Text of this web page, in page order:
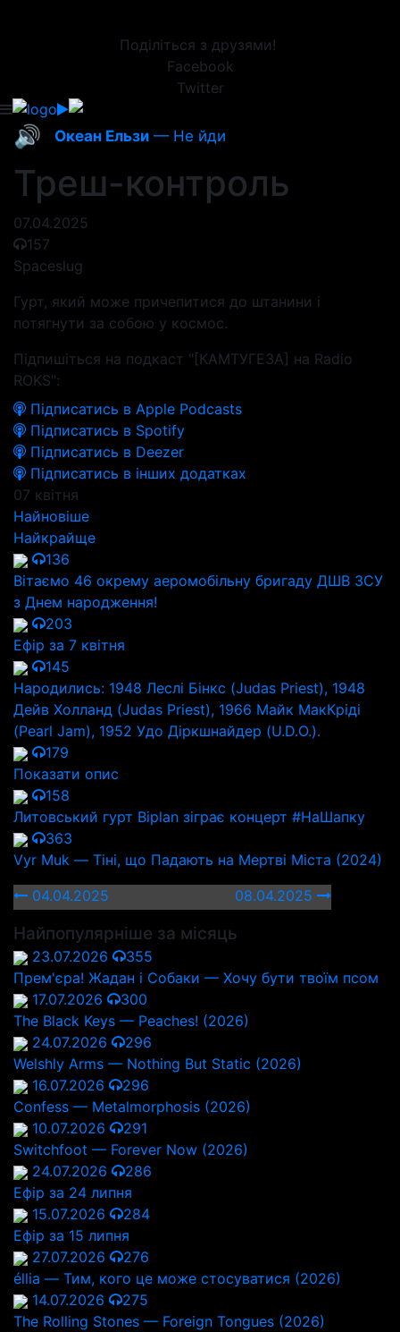
Поділіться з друзями!
Facebook
Twitter
🔊 Океан Ельзи — Не йди
Треш-контроль
07.04.2025
157
Spaceslug
Гурт, який може причепитися до штанини і
потягнути за собою у космос.
Підпишіться на подкаст "[КАМТУГЕЗА] на Radio
ROKS":
Підписатись в Apple Podcasts
Підписатись в Spotify
Підписатись в Deezer
Підписатись в інших додатках
07 квітня
Найновіше
Найкрайще
136
Вітаємо 46 окрему аеромобільну бригаду ДШВ ЗСУ
з Днем народження!
203
Ефір за 7 квітня
145
Народились: 1948 Леслі Бінкс (Judas Priest), 1948
Дейв Холланд (Judas Priest), 1966 Майк МакКріді
(Pearl Jam), 1952 Удо Діркшнайдер (U.D.O.).
179
Показати опис
158
Литовський гурт Biplan зіграє концерт #НаШапку
363
Vyr Muk — Тіні, що Падають на Мертві Міста (2024)
04.04.2025
08.04.2025
Найпопулярніше за місяць
23.07.2026
355
Прем'єра! Жадан і Собаки — Хочу бути твоїм псом
17.07.2026
300
The Black Keys — Peaches! (2026)
24.07.2026
296
Welshly Arms — Nothing But Static (2026)
16.07.2026
296
Confess — Metalmorphosis (2026)
10.07.2026
291
Switchfoot — Forever Now (2026)
24.07.2026
286
Ефір за 24 липня
15.07.2026
284
Ефір за 15 липня
27.07.2026
276
éllia — Тим, кого це може стосуватися (2026)
14.07.2026
275
The Rolling Stones — Foreign Tongues (2026)